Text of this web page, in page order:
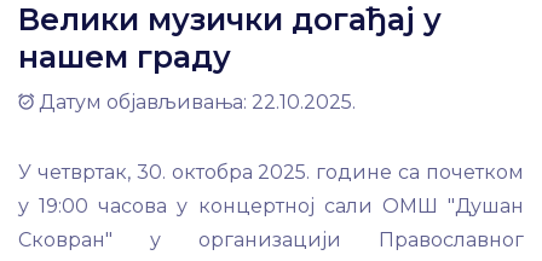
Велики музички догађај у
нашем граду
Датум објављивања: 22.10.2025.
У четвртак, 30. октобра 2025. године са почетком
у 19:00 часова у концертној сали ОМШ "Душан
Сковран" у организацији Православног